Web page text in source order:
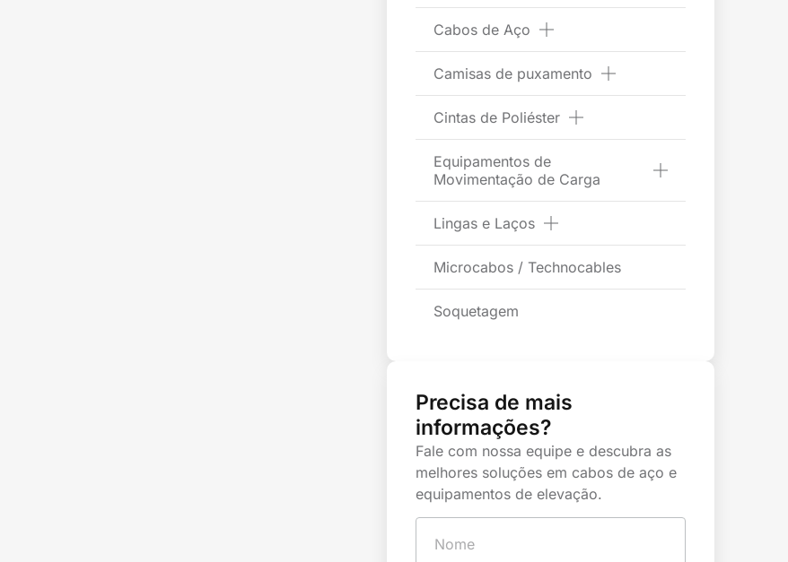
Cabos de Aço
Camisas de puxamento
Cintas de Poliéster
Equipamentos de
Movimentação de Carga
Lingas e Laços
Microcabos / Technocables
Soquetagem
Precisa de mais
informações?
Fale com nossa equipe e descubra as
melhores soluções em cabos de aço e
equipamentos de elevação.